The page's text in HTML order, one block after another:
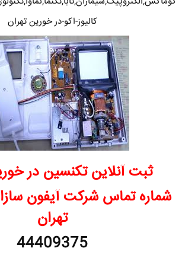
کالیوز-اکو-در خورین تهران
ثبت آنلاین تکنسین در
شماره تماس شرکت آیفون
تهران
44409375